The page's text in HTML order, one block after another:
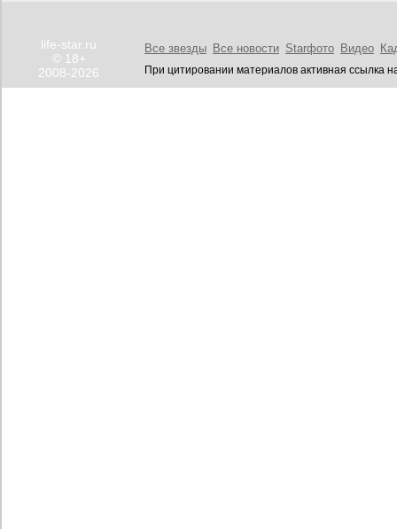
life-star.ru
© 18+
2008-2026
Все звезды Все новости Starфото Видео
При цитировании материалов активная ссылка